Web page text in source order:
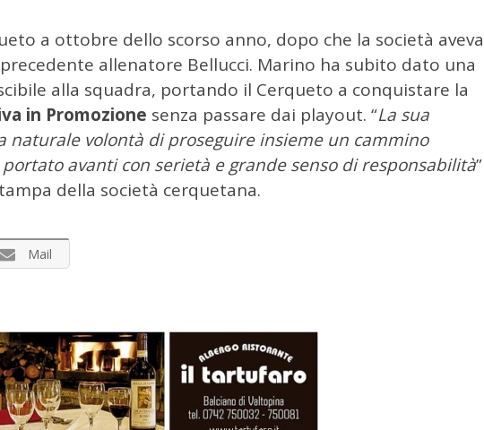
a ottobre dello scorso anno, dopo che la società aveva
allenatore Bellucci. Marino ha subito dato una
alla squadra, portando il Cerqueto a conquistare la
in Promozione senza passare dai playout. “La sua
naturale volontà di proseguire insieme un cammino
avanti con serietà e grande senso di responsabilità”
della società cerquetana.
Mail